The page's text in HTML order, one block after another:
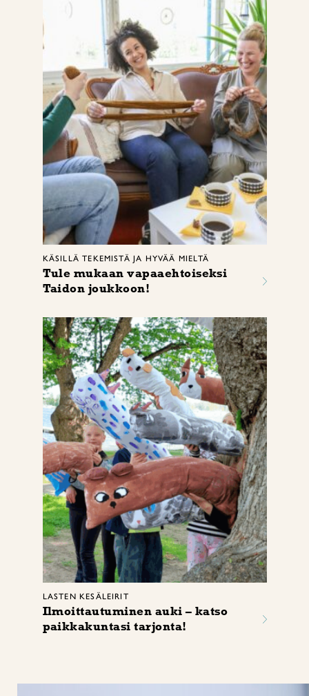
KÄSILLÄ TEKEMISTÄ JA HYVÄÄ MIELTÄ
Tule mukaan vapaaehtoiseksi
Taidon joukkoon!
LASTEN KESÄLEIRIT
Ilmoittautuminen auki – katso
paikkakuntasi tarjonta!